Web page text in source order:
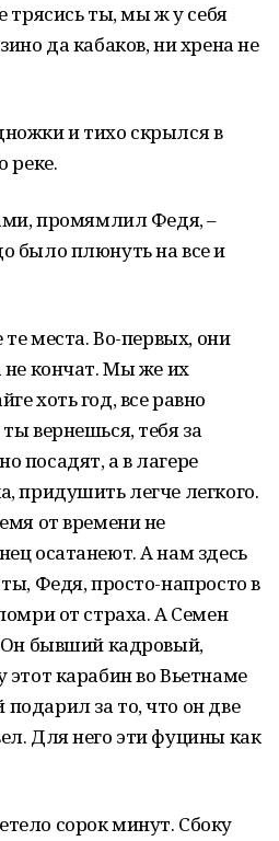
трясись ты, мы ж у себя
да кабаков, ни хрена не
и тихо скрылся в
реке.
промямлил Федя, –
было плюнуть на все и
те места. Во-первых, они
не кончат. Мы же их
хоть год, все равно
вернешься, тебя за
посадят, а в лагере
придушить легче легкого.
от времени не
осатанеют. А нам здесь
Федя, просто-напросто в
от страха. А Семен
Он бывший кадровый,
этот карабин во Вьетнаме
за то, что он две
Для него эти фуцины как
сорок минут. Сбоку